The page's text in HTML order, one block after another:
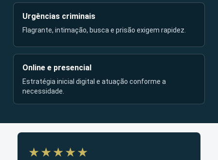
Urgências criminais
Flagrante, intimação, busca e prisão exigem rapidez.
Online e presencial
Estratégia inicial digital e atuação conforme a
necessidade.
★★★★★